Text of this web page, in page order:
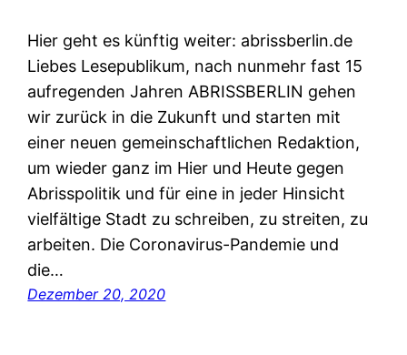
Hier geht es künftig weiter: abrissberlin.de
Liebes Lesepublikum, nach nunmehr fast 15
aufregenden Jahren ABRISSBERLIN gehen
wir zurück in die Zukunft und starten mit
einer neuen gemeinschaftlichen Redaktion,
um wieder ganz im Hier und Heute gegen
Abrisspolitik und für eine in jeder Hinsicht
vielfältige Stadt zu schreiben, zu streiten, zu
arbeiten. Die Coronavirus-Pandemie und
die…
Dezember 20, 2020